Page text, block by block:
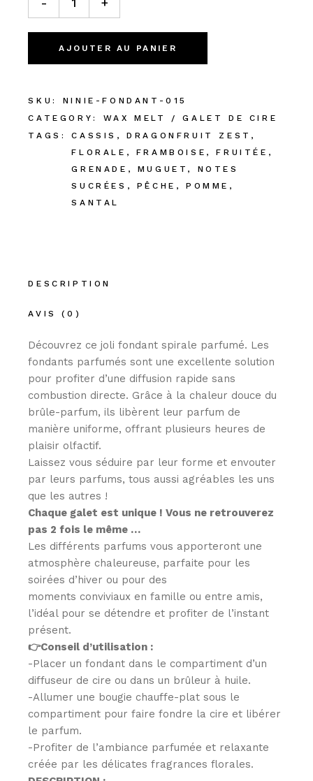
- +
AJOUTER AU PANIER
SKU:
NINIE-FONDANT-015
CATEGORY:
WAX MELT / GALET DE CIRE
TAGS:
CASSIS ,DRAGONFRUIT ZEST ,
FLORALE , FRAMBOISE ,FRUITÉE ,
GRENADE , MUGUET , NOTES
SUCRÉES , PÊCHE , POMME ,
SANTAL
DESCRIPTION
AVIS (0)
Découvrez ce joli fondant spirale parfumé. Les
fondants parfumés sont une excellente solution
pour profiter d’une diffusion rapide sans
combustion directe. Grâce à la chaleur douce du
brûle-parfum, ils libèrent leur parfum de
manière uniforme, offrant plusieurs heures de
plaisir olfactif.
Laissez vous séduire par leur forme et envouter
par leurs parfums, tous aussi agréables les uns
que les autres !
Chaque galet est unique ! Vous ne retrouverez
pas 2 fois le même …
Les différents parfums vous apporteront une
atmosphère chaleureuse, parfaite pour les
soirées d’hiver ou pour des
moments conviviaux en famille ou entre amis,
l’idéal pour se détendre et profiter de l’instant
présent.
👉Conseil d’utilisation :
-Placer un fondant dans le compartiment d’un
diffuseur de cire ou dans un brûleur à huile.
-Allumer une bougie chauffe-plat sous le
compartiment pour faire fondre la cire et libérer
le parfum.
-Profiter de l’ambiance parfumée et relaxante
créée par les délicates fragrances florales.